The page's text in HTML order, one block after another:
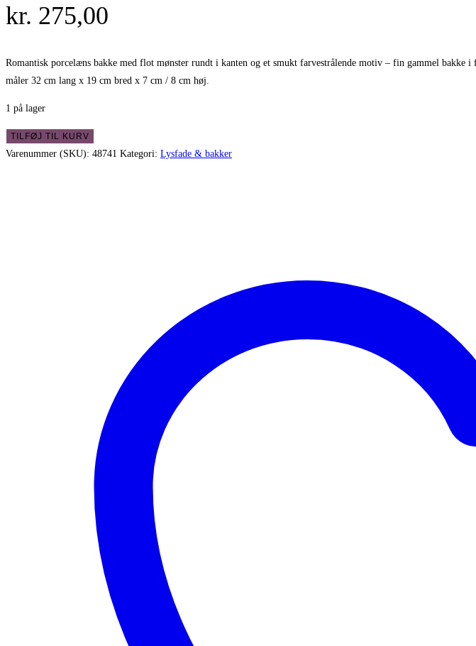
kr. 275,00
Romantisk porcelæns bakke med flot mønster rundt i kanten og et smukt farvestrålende motiv – fin gammel
måler 32 cm lang x 19 cm bred x 7 cm / 8 cm høj.
1 på lager
Romantisk
porcelæns
TILFØJ TIL KURV
Varenummer (SKU): 48741 Kategori: Lysfade & bakker